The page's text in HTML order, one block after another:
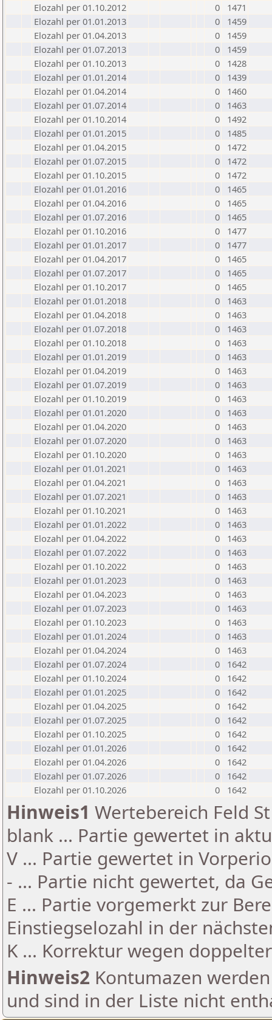
Elozahl per 01.10.2012
0
1471
Elozahl per 01.01.2013
0
1459
Elozahl per 01.04.2013
0
1459
Elozahl per 01.07.2013
0
1459
Elozahl per 01.10.2013
0
1428
Elozahl per 01.01.2014
0
1439
Elozahl per 01.04.2014
0
1460
Elozahl per 01.07.2014
0
1463
Elozahl per 01.10.2014
0
1492
Elozahl per 01.01.2015
0
1485
Elozahl per 01.04.2015
0
1472
Elozahl per 01.07.2015
0
1472
Elozahl per 01.10.2015
0
1472
Elozahl per 01.01.2016
0
1465
Elozahl per 01.04.2016
0
1465
Elozahl per 01.07.2016
0
1465
Elozahl per 01.10.2016
0
1477
Elozahl per 01.01.2017
0
1477
Elozahl per 01.04.2017
0
1465
Elozahl per 01.07.2017
0
1465
Elozahl per 01.10.2017
0
1465
Elozahl per 01.01.2018
0
1463
Elozahl per 01.04.2018
0
1463
Elozahl per 01.07.2018
0
1463
Elozahl per 01.10.2018
0
1463
Elozahl per 01.01.2019
0
1463
Elozahl per 01.04.2019
0
1463
Elozahl per 01.07.2019
0
1463
Elozahl per 01.10.2019
0
1463
Elozahl per 01.01.2020
0
1463
Elozahl per 01.04.2020
0
1463
Elozahl per 01.07.2020
0
1463
Elozahl per 01.10.2020
0
1463
Elozahl per 01.01.2021
0
1463
Elozahl per 01.04.2021
0
1463
Elozahl per 01.07.2021
0
1463
Elozahl per 01.10.2021
0
1463
Elozahl per 01.01.2022
0
1463
Elozahl per 01.04.2022
0
1463
Elozahl per 01.07.2022
0
1463
Elozahl per 01.10.2022
0
1463
Elozahl per 01.01.2023
0
1463
Elozahl per 01.04.2023
0
1463
Elozahl per 01.07.2023
0
1463
Elozahl per 01.10.2023
0
1463
Elozahl per 01.01.2024
0
1463
Elozahl per 01.04.2024
0
1463
Elozahl per 01.07.2024
0
1642
Elozahl per 01.10.2024
0
1642
Elozahl per 01.01.2025
0
1642
Elozahl per 01.04.2025
0
1642
Elozahl per 01.07.2025
0
1642
Elozahl per 01.10.2025
0
1642
Elozahl per 01.01.2026
0
1642
Elozahl per 01.04.2026
0
1642
Elozahl per 01.07.2026
0
1642
Elozahl per 01.10.2026
0 1642
Hinweis1 Wertebereich Feld
blank ... Partie gewertet in
V ... Partie gewertet in
- ... Partie nicht gewertet, da
E ... Partie vorgemerkt zur
Einstiegselozahl in der
K ... Korrektur wegen
Hinweis2 Kontumazen
und sind in der Liste nicht